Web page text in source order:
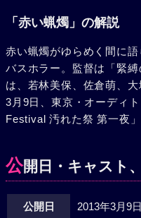
「赤い蝋燭」の解説
赤い蝋燭がゆらめく間に
バスホラー。監督は「緊
は、若林美保、佐倉萌、
3月9日、東京・オーディ
Festival 汚れた祭 第一夜」
公開日・キャスト
公開日 2013年3月9日